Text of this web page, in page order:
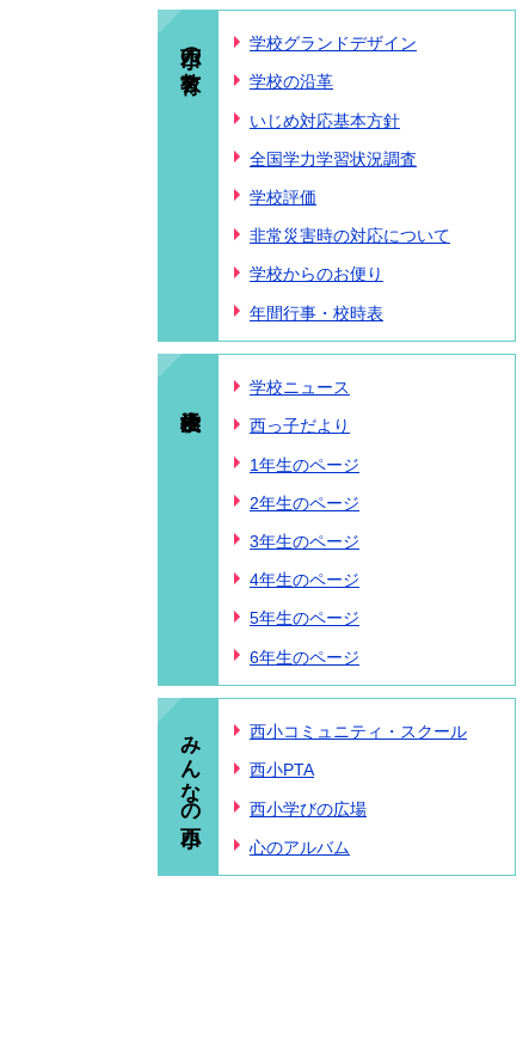
西小の教育 学校グランドデザイン
学校の沿革
いじめ対応基本方針
全国学力学習状況調査
学校評価
非常災害時の対応について
学校からのお便り
年間行事・校時表
学校ニュース
西っ子だより
1年生のページ
2年生のページ
3年生のページ
4年生のページ
5年生のページ
6年生のページ
みんなの西小 西小コミュニティ・スクール
西小PTA
西小学びの広場
心のアルバム